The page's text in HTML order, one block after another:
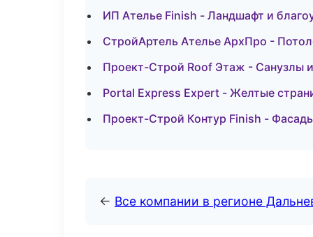
ИП Ателье Finish - Ландшафт и
СтройАртель Ателье АрхПро -
Проект-Строй Roof Этаж - Санузлы
Portal Express Expert - Желтые
Проект-Строй Контур Finish -
← Все компании в регионе